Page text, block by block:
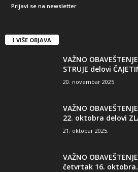
I VIŠE OBJAVA
VAŽNO
STRUJE delovi
20. novembar 2025.
VAŽNO
22. oktobra delovi
21. oktobar 2025.
VAŽNO
četvrtak 16.